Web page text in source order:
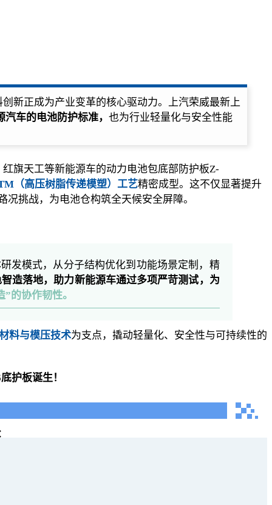
新正成为产业变革的核心驱动力。上汽荣威最新上
汽车的电池防护标准，也为行业轻量化与安全性能
旗天工等新能源车的动力电池包底部防护板Z-
（高压树脂传递模塑）工艺精密成型。这不仅显著提升
挑战，为电池仓构筑全天候安全屏障。
发模式，从分子结构优化到功能场景定制，精
造落地，助力新能源车通过多项严苛测试，为
的协作韧性。
料与模压技术为支点，撬动轻量化、安全性与可持续性的
护板诞生！